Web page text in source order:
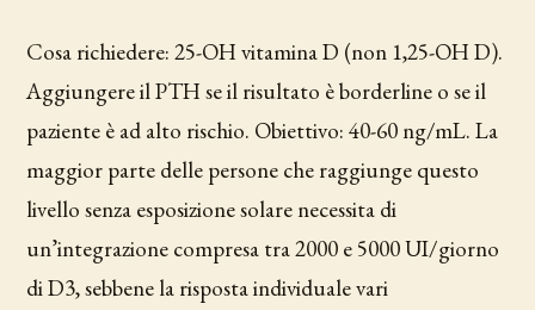
Cosa richiedere: 25-OH vitamina D (non 1,25-OH D).
Aggiungere il PTH se il risultato è borderline o se il
paziente è ad alto rischio. Obiettivo: 40-60 ng/mL. La
maggior parte delle persone che raggiunge questo
livello senza esposizione solare necessita di
un’integrazione compresa tra 2000 e 5000 UI/giorno
di D3, sebbene la risposta individuale vari